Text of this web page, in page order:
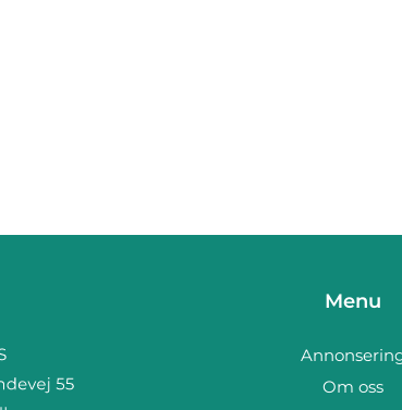
Menu
Om oss